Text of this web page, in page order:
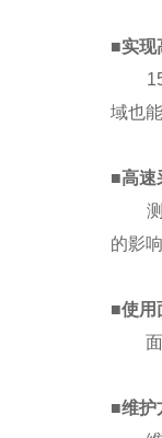
■实现
15
域也
■高速
测量
的影
■使用
面板
■维护